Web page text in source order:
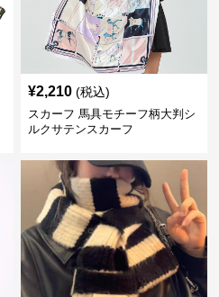
¥2,210 (税込)
スカーフ 馬具モチーフ柄大判シ
ルクサテンスカーフ